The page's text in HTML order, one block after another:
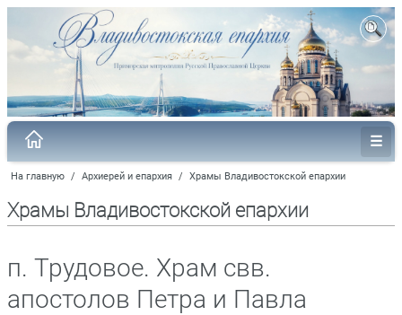
На главную / Архиерей и епархия / Храмы Владивостокской епархии
Храмы Владивостокской епархии
п. Трудовое. Храм свв.
апостолов Петра и Павла